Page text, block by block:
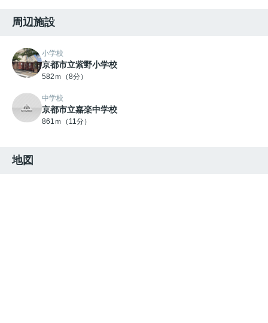
周辺施設
小学校
京都市立紫野小学校
582ｍ（8分）
中学校
京都市立嘉楽中学校
861ｍ（11分）
地図